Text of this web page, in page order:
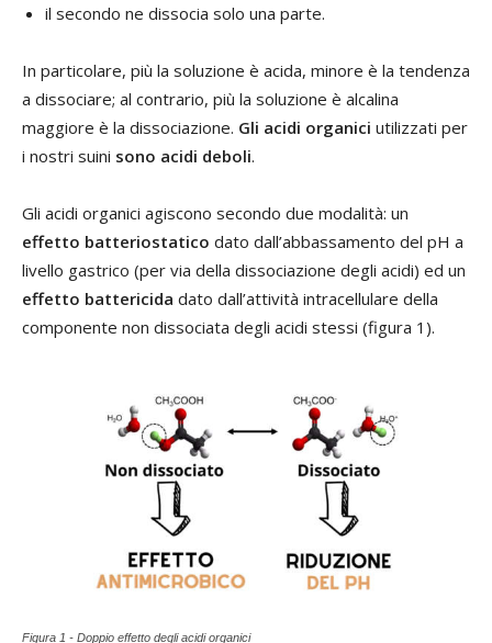
il secondo ne dissocia solo una parte.
In particolare, più la soluzione è acida, minore è la tendenza
a dissociare; al contrario, più la soluzione è alcalina
maggiore è la dissociazione. Gli acidi organici utilizzati per
i nostri suini sono acidi deboli.
Gli acidi organici agiscono secondo due modalità: un
effetto batteriostatico dato dall’abbassamento del pH a
livello gastrico (per via della dissociazione degli acidi) ed un
effetto battericida dato dall’attività intracellulare della
componente non dissociata degli acidi stessi (figura 1).
Figura 1 - Doppio effetto degli acidi organici